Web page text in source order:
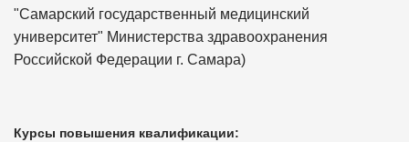
"Самарский государственный медицинский
университет" Министерства здравоохранения
Российской Федерации г. Самара)
Курсы повышения квалификации: